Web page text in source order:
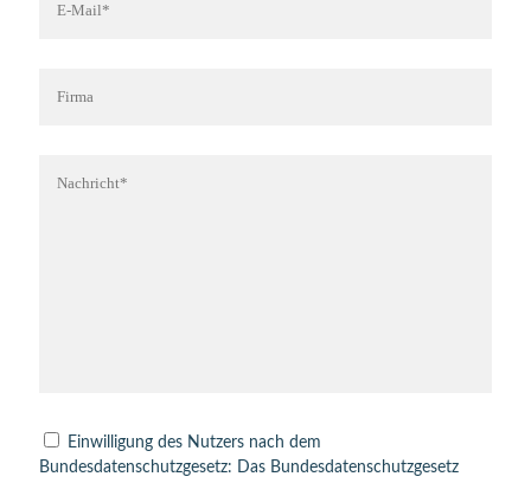
Einwilligung des Nutzers nach dem
Bundesdatenschutzgesetz: Das Bundesdatenschutzgesetz